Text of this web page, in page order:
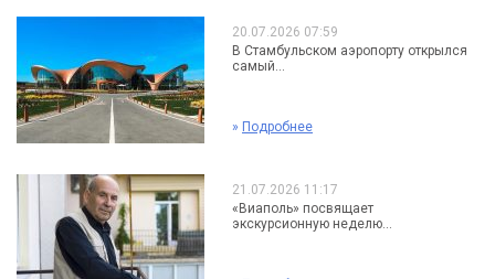
20.07.2026 07:59
В Стамбульском аэропорту открылся
самый...
» Подробнее
21.07.2026 11:17
«Виаполь» посвящает
экскурсионную неделю...